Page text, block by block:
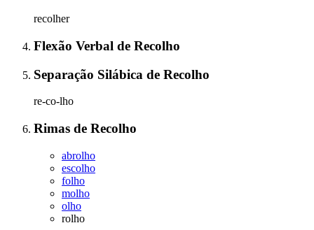
recolher
Flexão Verbal de Recolho
Separação Silábica de Recolho
re-co-lho
Rimas de Recolho
abrolho
escolho
folho
molho
olho
rolho